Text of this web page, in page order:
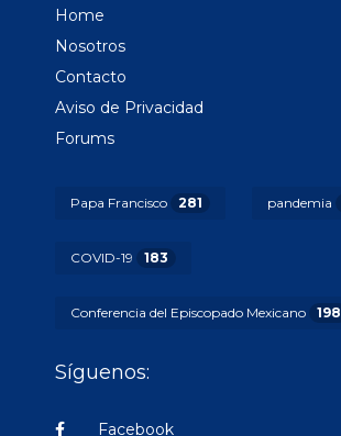
Home
Nosotros
Contacto
Aviso de Privacidad
Forums
Papa Francisco 281 pandemia
COVID-19 183
Conferencia del Episcopado Mexicano 198
Síguenos:
Facebook